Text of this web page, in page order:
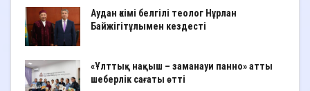
Аудан әкімі белгілі теолог Нұрлан
Байжігітұлымен кездесті
«Ұлттық нақыш – заманауи панно» атты
шеберлік сағаты өтті